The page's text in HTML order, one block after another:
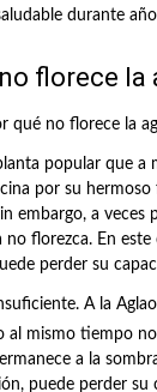
durante
florece la
popular que a
por su hermoso
embargo, a veces
florezca. En este
perder su
A la
al mismo tiempo
a la
puede perder su